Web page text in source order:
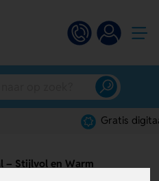
– Stijlvol en Warm